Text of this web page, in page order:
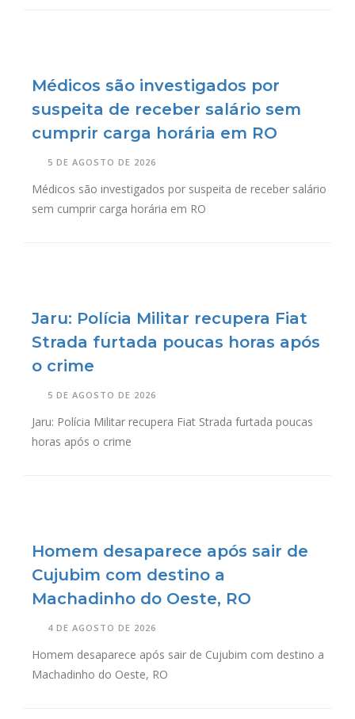
Médicos são investigados por
suspeita de receber salário sem
cumprir carga horária em RO
5 DE AGOSTO DE 2026
Médicos são investigados por suspeita de receber salário
sem cumprir carga horária em RO
Jaru: Polícia Militar recupera Fiat
Strada furtada poucas horas após
o crime
5 DE AGOSTO DE 2026
Jaru: Polícia Militar recupera Fiat Strada furtada poucas
horas após o crime
Homem desaparece após sair de
Cujubim com destino a
Machadinho do Oeste, RO
4 DE AGOSTO DE 2026
Homem desaparece após sair de Cujubim com destino a
Machadinho do Oeste, RO